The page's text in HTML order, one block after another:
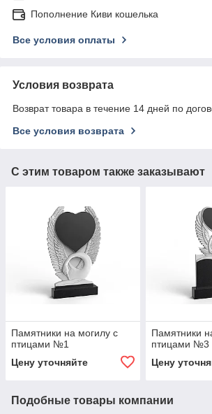
Пополнение Киви кошелька
Все условия оплаты
Условия возврата
Возврат товара в течение 14 дней по
Все условия возврата
С этим товаром также заказывают
Памятники на могилу с
птицами №1
Цену уточняйте
Памятники
птицами №3
Цену
Подобные товары компании